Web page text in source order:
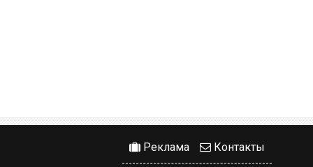
Реклама Контакты